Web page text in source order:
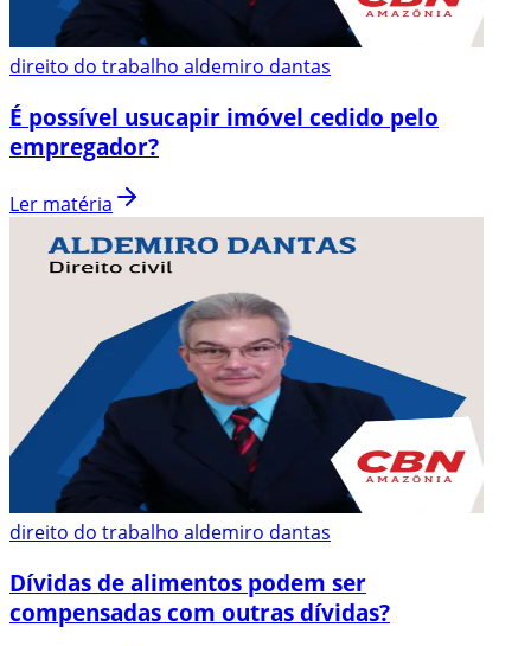
direito do trabalho aldemiro dantas
É possível usucapir imóvel cedido pelo
empregador?
Ler matéria
direito do trabalho aldemiro dantas
Dívidas de alimentos podem ser
compensadas com outras dívidas?